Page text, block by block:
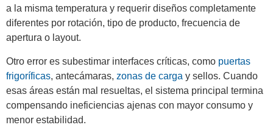
a la misma temperatura y requerir diseños completamente
diferentes por rotación, tipo de producto, frecuencia de
apertura o layout.
Otro error es subestimar interfaces críticas, como puertas
frigoríficas, antecámaras, zonas de carga y sellos. Cuando
esas áreas están mal resueltas, el sistema principal termina
compensando ineficiencias ajenas con mayor consumo y
menor estabilidad.